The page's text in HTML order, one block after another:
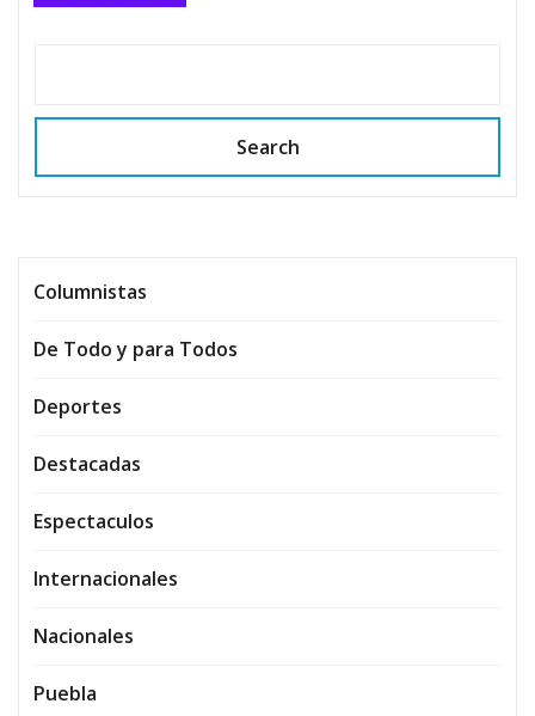
Search
Columnistas
De Todo y para Todos
Deportes
Destacadas
Espectaculos
Internacionales
Nacionales
Puebla